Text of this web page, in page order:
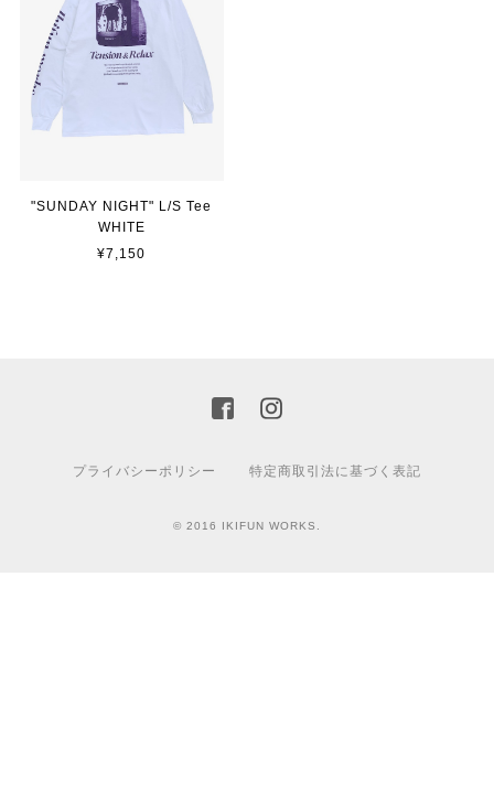
"SUNDAY NIGHT" L/S Tee
WHITE
¥7,150
プライバシーポリシー 特定商取引法に基づく表記
© 2016 IKIFUN WORKS.